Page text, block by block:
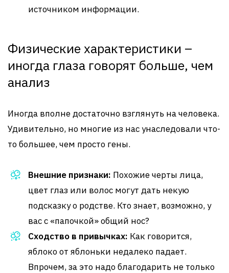
источником информации.
Физические характеристики –
иногда глаза говорят больше, чем
анализ
Иногда вполне достаточно взглянуть на человека.
Удивительно, но многие из нас унаследовали что-
то большее, чем просто гены.
Внешние признаки: Похожие черты лица,
цвет глаз или волос могут дать некую
подсказку о родстве. Кто знает, возможно, у
вас с «папочкой» общий нос?
Сходство в привычках: Как говорится,
яблоко от яблоньки недалеко падает.
Впрочем, за это надо благодарить не только